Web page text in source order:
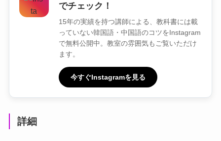
でチェック！
15年の実績を持つ講師による、教科書には載
っていない韓国語・中国語のコツをInstagram
で無料公開中。教室の雰囲気もご覧いただけ
ます。
今すぐInstagramを見る
詳細